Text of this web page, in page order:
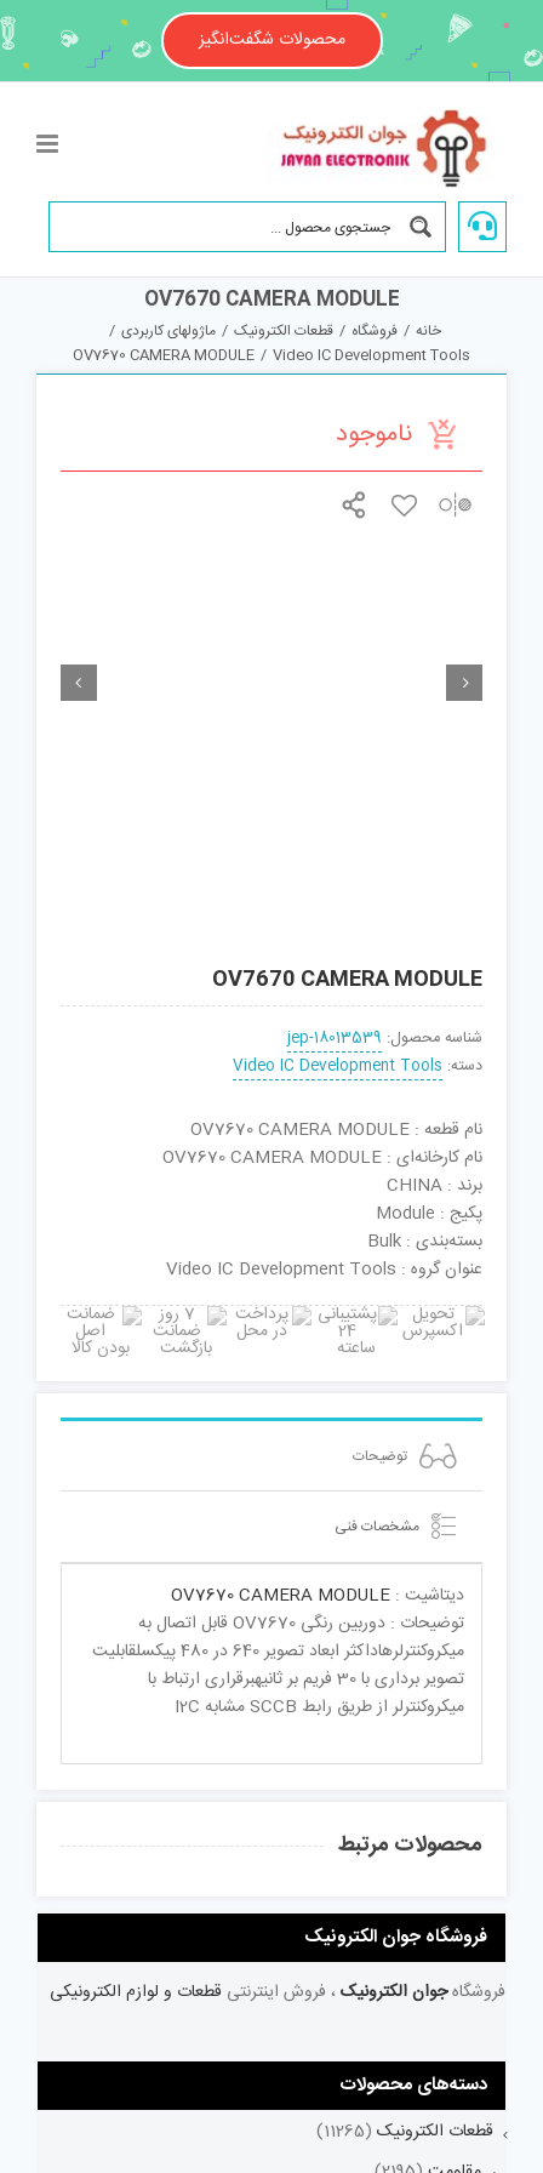
content
محصولات شگفت‌انگیز
OV7670 CAMERA MODULE
خانه / فروشگاه / قطعات الکترونیک / ماژولهای کاربردی /
Video IC Development Tools
/
OV7670 CAMERA MODULE
ناموجود
 
OV7670 CAMERA MODULE
شناسه محصول: jep-18013539
دسته: Video IC Development Tools
نام قطعه : OV7670 CAMERA MODULE
نام کارخانه‌ای : OV7670 CAMERA MODULE
برند : CHINA
پکیج : Module
بسته‌بندی : Bulk
عنوان گروه : Video IC Development Tools
توضیحات
مشخصات فنی
دیتاشیت : OV7670 CAMERA MODULE
توضیحات : دوربین رنگی OV7670 قابل اتصال به
میکروکنترلرهاداکثر ابعاد تصویر 640 در 480 پیکسلقابلیت
تصویر برداری با 30 فریم بر ثانیهبرقراری ارتباط با
میکروکنترلر از طریق رابط SCCB مشابه I2C
محصولات مرتبط
فروشگاه جوان الکترونیک
فروشگاهجوان الکترونیک ، فروش اینترنتی قطعات و لوازم الکترونیکی
دسته‌های محصولات
قطعات الکترونیک (11265)